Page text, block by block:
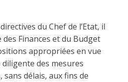
du Chef de l’Etat, il
Finances et du Budget
appropriées en vue
des mesures
délais, aux fins de